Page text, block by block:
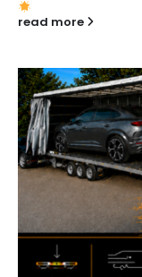
read more